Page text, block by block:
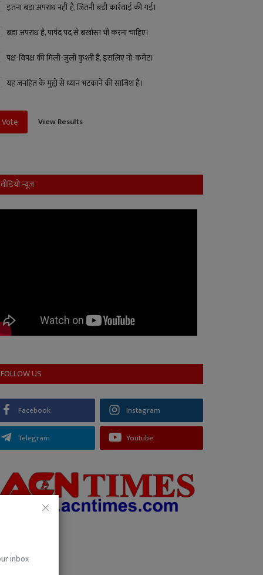
inbox
इतना बड़ा अपराध नहीं है, जितनी बड़ी कार्रवाई की गई।
बड़ा अपराध है, पार्षद पद से बर्खास्त भी करना चाहिए।
पक्ष-विपक्ष की मिली-जुली कुश्ती है, इसलिए नो-कमेंट।
यह जनहित के मुद्दों से ध्यान भटकाने की साजिश है।
Vote View Results
वीडियो न्यूज
FOLLOW US
Facebook Instagram
Telegram Youtube